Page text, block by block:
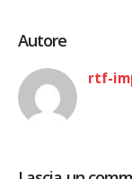
Autore
rtf-